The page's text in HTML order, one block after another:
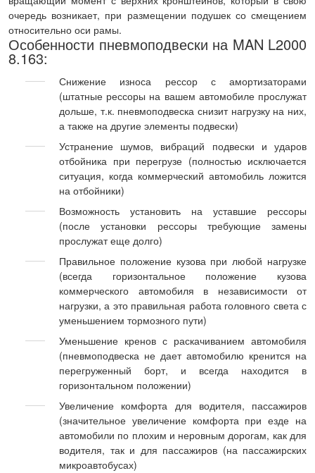
очередь возникает, при размещении подушек со смещением
относительно оси рамы.
Особенности пневмоподвески на MAN L2000
8.163:
Снижение износа рессор с амортизаторами
(штатные рессоры на вашем автомобиле прослужат
дольше, т.к. пневмоподвеска снизит нагрузку на них,
а также на другие элементы подвески)
Устранение шумов, вибраций подвески и ударов
отбойника при перегрузе (полностью исключается
ситуация, когда коммерческий автомобиль ложится
на отбойники)
Возможность установить на уставшие рессоры
(после установки рессоры требующие замены
прослужат еще долго)
Правильное положение кузова при любой нагрузке
(всегда горизонтальное положение кузова
коммерческого автомобиля в независимости от
нагрузки, а это правильная работа головного света с
уменьшением тормозного пути)
Уменьшение кренов с раскачиванием автомобиля
(пневмоподвеска не дает автомобилю кренится на
перегруженный борт, и всегда находится в
горизонтальном положении)
Увеличение комфорта для водителя, пассажиров
(значительное увеличение комфорта при езде на
автомобили по плохим и неровным дорогам, как для
водителя, так и для пассажиров (на пассажирских
микроавтобусах)